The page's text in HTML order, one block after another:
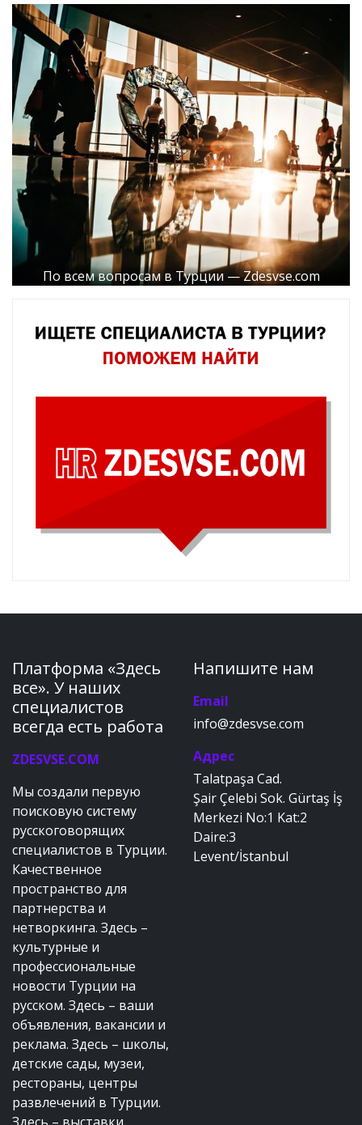
По всем вопросам в Турции — Zdesvse.com
Платформа «Здесь
все». У наших
специалистов
всегда есть работа
ZDESVSE.COM
Мы создали первую
поисковую систему
русскоговорящих
специалистов в Турции.
Качественное
пространство для
партнерства и
нетворкинга. Здесь –
культурные и
профессиональные
новости Турции на
русском. Здесь – ваши
объявления, вакансии и
реклама. Здесь – школы,
детские сады, музеи,
рестораны, центры
развлечений в Турции.
Напишите нам
Email
info@zdesvse.com
Адрес
Talatpaşa Cad.
Şair Çelebi Sok. Gürtaş İş
Merkezi No:1 Kat:2
Daire:3
Levent/İstanbul